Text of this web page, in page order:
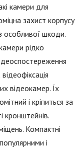
камери для
захист корпусу
особливої шкоди.
рідко
відеокамер. Їх
і кріпиться за
кронштейнів.
Компактні
і